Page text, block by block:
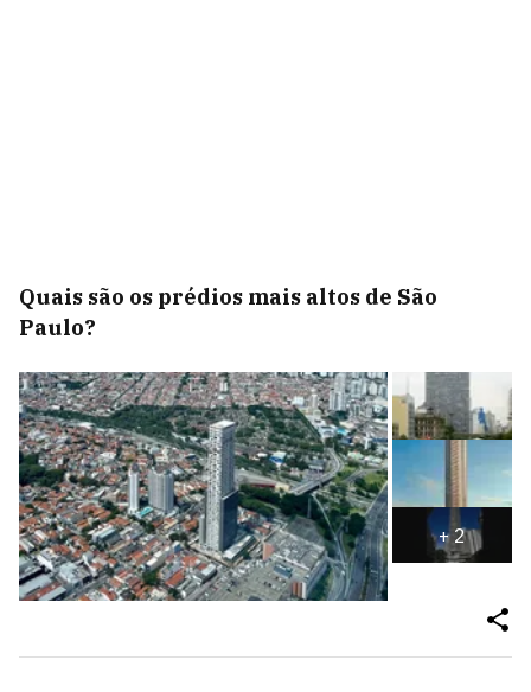
Quais são os prédios mais altos de São
Paulo?
+2